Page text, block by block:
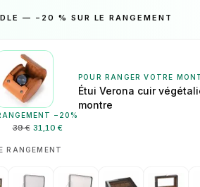
— − 20 % SUR LE RANGEMENT
− 20 %
39 € 31,10 €
POUR RANGER VOTRE
Étui Verona cuir
montre
RANGEMENT